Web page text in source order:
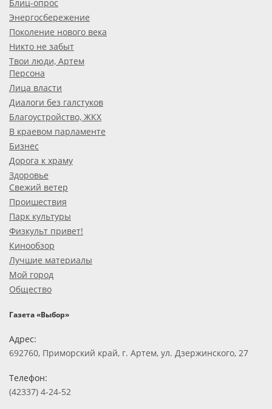
Блиц-опрос
Энергосбережение
Поколение нового века
Никто не забыт
Твои люди, Артем
Персона
Лица власти
Диалоги без галстуков
Благоустройство, ЖКХ
В краевом парламенте
Бизнес
Дорога к храму
Здоровье
Свежий ветер
Проишествия
Парк культуры
Физкульт привет!
Кинообзор
Лучшие материалы
Мой город
Общество
Газета «Выбор»
Адрес:
692760, Приморский край, г. Артем, ул. Дзержинского, 27
Телефон:
(42337) 4-24-52